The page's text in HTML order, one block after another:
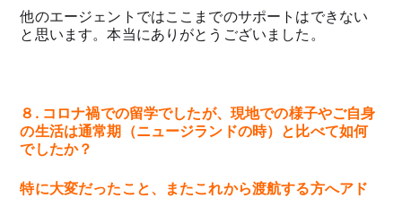
他のエージェントではここまでのサポートはできない
と思います。本当にありがとうございました。
８. コロナ禍での留学でしたが、現地での様子やご自身
の生活は通常期（ニュージランドの時）と比べて如何
でしたか？
特に大変だったこと、またこれから渡航する方へアド